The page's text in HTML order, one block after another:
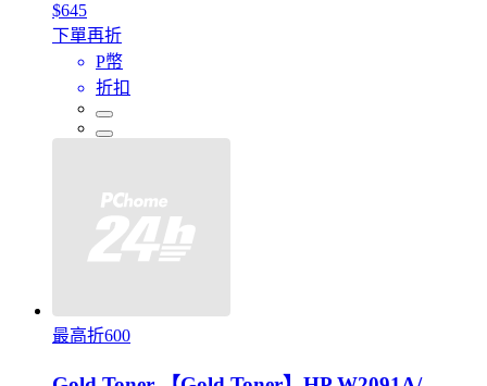
$645
下單再折
P幣
折扣
最高折600